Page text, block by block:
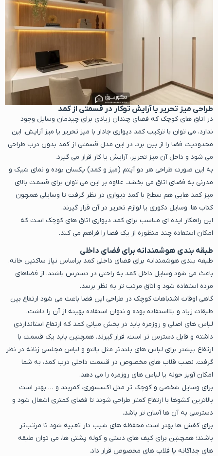
طراحی میز تحریر یا آرایش توکار در قسمتی از کمد
در اتاق های کوچک که فضای چندان زیادی برای چیدمان وسایل وجود
ندارد، می توان با ترکیب کمد دیواری جادار با میز تحریر یا میز آرایش، این
محدودیت فضا را از بین برد. در این مدل قسمتی از کمد بدون درب طراحی
می شود و داخل آن میز تحریر، آرایش یا کار قرار می گیرد.
به این صورت طراحی هر دو آیتم (میز و کمد) یکسان بوده و نمای شیک و
مدرنی به فضای اتاق می بخشد. علاوه بر این می توان برای قسمت بالای
میز کمد هایی هم سطح با کمد دیواری در نظر گرفت تا وسایلی همچون
کتاب ها، وسایل دکوری یا لوازم تحریر در آن قرار گیرند.
این راهکار ایده ای مناسب برای کمد دیواری اتاق های کوچک است که
امکان استفاده چند منظوره از یک فضا را فراهم می کند.
طبقه بندی هوشمندانه برای فضای داخلی
طبقه بندی هوشمندانه برای فضای داخلی کمد براساس نیاز ساکنین خانه،
باعث می‌ شود وسایل داخل کمد به ‌راحتی در دسترس باشند، از فضاهای
مرده استفاده شود و اتاق مرتب ‌تر به نظر برسد.
گاهی اوقات اشتباهات کوچک در طراحی این فضا باعث می شود ارتفاع بین
طبقات زیاد و بلااستفاده بوده و نتوان استفاده بهینه از آن را داشت.
لباس های اصلی و روزمره باید در بخش میانی کمد که ارتفاع استانداردی
داشته و قابل دسترس تر است، قرار گیرند. همچنین باید یک قسمت با
ارتفاع بیشتر برای لباس های بلندتر مثل پالتو و لباس مجلسی زنانه در نظر
گرفت. نصب قلاب های مخصوص در قسمت داخلی درب کمد، به شما
امکان آویز حوله یا لباس های روزمره را می دهد.
برای وسایل شخصی و کوچک تر مثل اکسسوری، کمربند و … بهتر است
بالاترین کشوها با ارتفاع کمتر طراحی شوند تا فضای کمتری اشغال شود و
دسترسی به آن ها آسان تر باشد.
برای کفش‌ ها بهتر است محفظه‌ های شیب ‌دار تعبیه شود تا مرتب‌تر
باشند؛ همچنین برای کیف های دستی و کوله پشتی ها، می توان طبقه
های جداگانه یا قلاب های مخصوص قرار داد.